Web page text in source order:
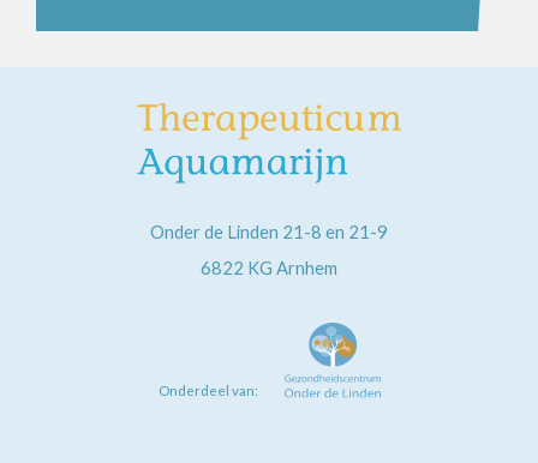
Onder de Linden 21-8 en 21-9
6822 KG Arnhem
Onderdeel van: